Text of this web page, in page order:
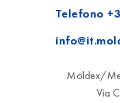
Telefono
Moldex/
Via